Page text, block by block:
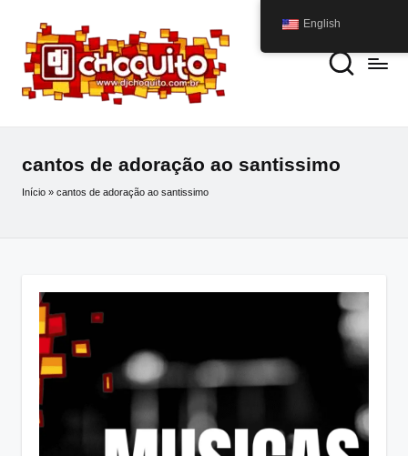
cantos de adoração ao santissimo
Início » cantos de adoração ao santissimo
English